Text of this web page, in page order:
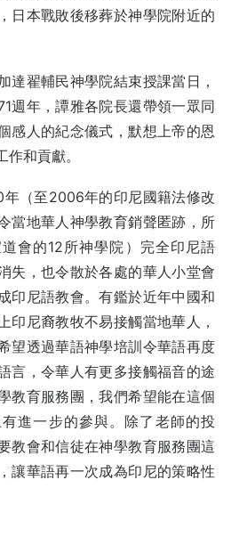
日本戰敗後移葬於神學院附近的
達翟輔民神學院結束授課當日，
週年，譚雅各院長還帶領一眾同
感人的紀念儀式，默想上帝的恩
和貢獻。
（至2006年的印尼國籍法修改
當地華人神學教育銷聲匿跡，所
會的12所神學院）完全印尼語
失，也令散於各處的華人小堂會
印尼語教會。有鑑於近年中國和
印尼裔教牧不易接觸當地華人，
望透過華語神學培訓令華語再度
言，令華人有更多接觸福音的途
教育服務團，我們希望能在這個
進一步的參與。除了老師的投
教會和信徒在神學教育服務團這
讓華語再一次成為印尼的策略性